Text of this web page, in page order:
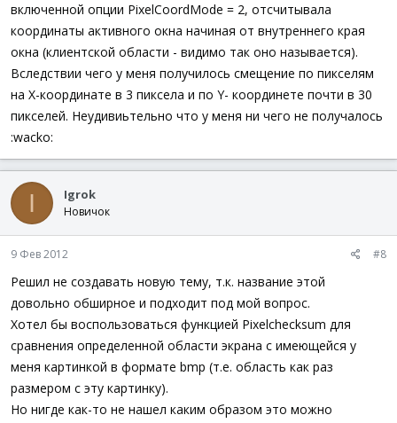
включенной опции PixelCoordMode = 2, отсчитывала
координаты активного окна начиная от внутреннего края
окна (клиентской области - видимо так оно называется).
Вследствии чего у меня получилось смещение по пикселям
на Х-координате в 3 пиксела и по Y- координете почти в 30
пикселей. Неудивиьтельно что у меня ни чего не получалось
:wacko:
I Igrok
Новичок
9 Фев 2012 #8
Решил не создавать новую тему, т.к. название этой
довольно обширное и подходит под мой вопрос.
Хотел бы воспользоваться функцией Pixelchecksum для
сравнения определенной области экрана с имеющейся у
меня картинкой в формате bmp (т.е. область как раз
размером с эту картинку).
Но нигде как-то не нашел каким образом это можно